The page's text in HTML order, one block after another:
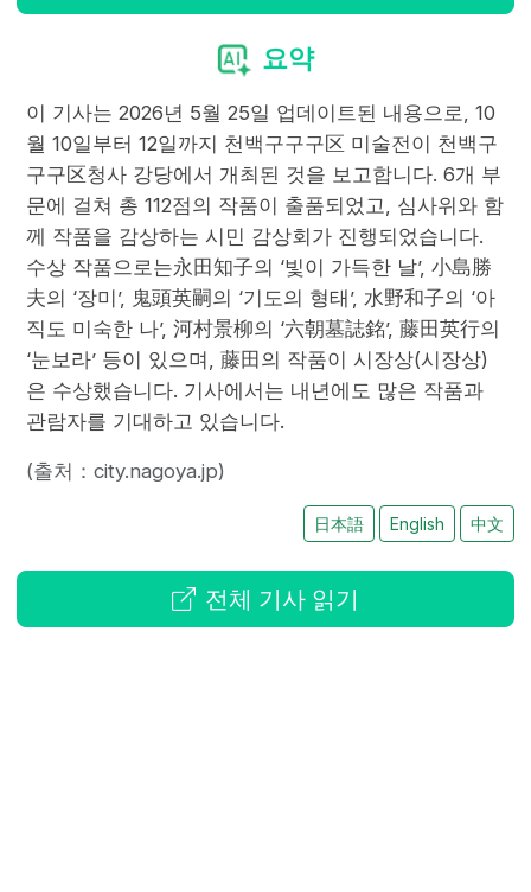
요약
이 기사는 2026년 5월 25일 업데이트된 내용으로, 10
월 10일부터 12일까지 천백구구구区 미술전이 천백구
구구区청사 강당에서 개최된 것을 보고합니다. 6개 부
문에 걸쳐 총 112점의 작품이 출품되었고, 심사위와 함
께 작품을 감상하는 시민 감상회가 진행되었습니다.
수상 작품으로는永田知子의 ‘빛이 가득한 날’, 小島勝
夫의 ‘장미’, 鬼頭英嗣의 ‘기도의 형태’, 水野和子의 ‘아
직도 미숙한 나’, 河村景柳의 ‘六朝墓誌銘’, 藤田英行의
‘눈보라’ 등이 있으며, 藤田의 작품이 시장상(시장상)
은 수상했습니다. 기사에서는 내년에도 많은 작품과
관람자를 기대하고 있습니다.
(출처：city.nagoya.jp)
日本語 English 中文
전체 기사 읽기